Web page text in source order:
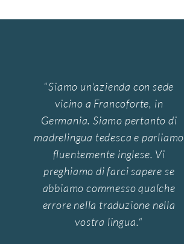
“Siamo un'azienda con sede
vicino a Francoforte, in
Germania. Siamo pertanto di
madrelingua tedesca e parliamo
fluentemente inglese. Vi
preghiamo di farci sapere se
abbiamo commesso qualche
errore nella traduzione nella
vostra lingua.“